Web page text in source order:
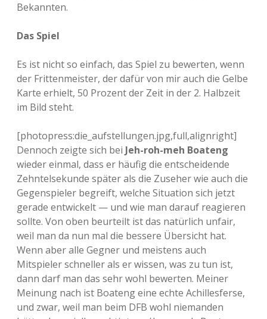
Bekannten.
Das Spiel
Es ist nicht so einfach, das Spiel zu bewerten, wenn
der Frittenmeister, der dafür von mir auch die Gelbe
Karte erhielt, 50 Prozent der Zeit in der 2. Halbzeit
im Bild steht.
[photopress:die_aufstellungen.jpg,full,alignright]
Dennoch zeigte sich bei Jeh-roh-meh Boateng
wieder einmal, dass er häufig die entscheidende
Zehntelsekunde später als die Zuseher wie auch die
Gegenspieler begreift, welche Situation sich jetzt
gerade entwickelt — und wie man darauf reagieren
sollte. Von oben beurteilt ist das natürlich unfair,
weil man da nun mal die bessere Übersicht hat.
Wenn aber alle Gegner und meistens auch
Mitspieler schneller als er wissen, was zu tun ist,
dann darf man das sehr wohl bewerten. Meiner
Meinung nach ist Boateng eine echte Achillesferse,
und zwar, weil man beim DFB wohl niemanden